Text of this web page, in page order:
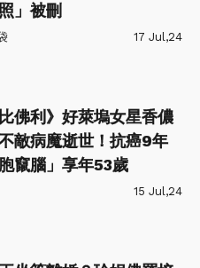
」被刪
17 Jul,24
比佛利》好萊塢女星香儂
敵病魔逝世！抗癌9年
胞竄腦」享年53歲
15 Jul,24